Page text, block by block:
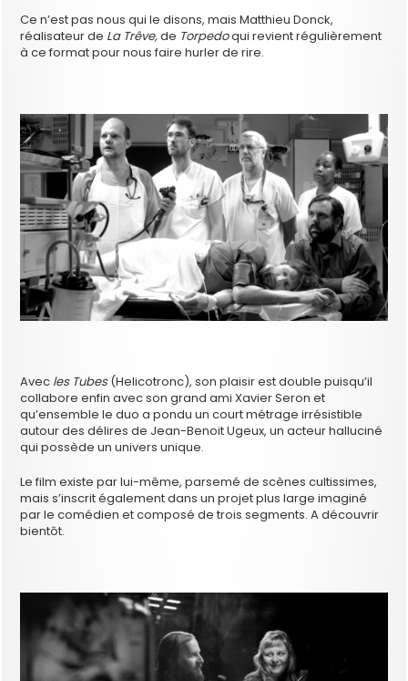
Ce n’est pas nous qui le disons, mais Matthieu Donck,
réalisateur de La Trêve,de Torpedoqui revient régulièrement
à ce format pour nous faire hurler de rire.
Avec les Tubes(Helicotronc), son plaisir est double puisqu’il
collabore enfin avec son grand ami Xavier Seron et
qu’ensemble le duo a pondu un court métrage irrésistible
autour des délires de Jean-Benoit Ugeux, un acteur halluciné
qui possède un univers unique.
Le film existe par lui-même, parsemé de scènes cultissimes,
mais s’inscrit également dans un projet plus large imaginé
par le comédien et composé de trois segments. A découvrir
bientôt.